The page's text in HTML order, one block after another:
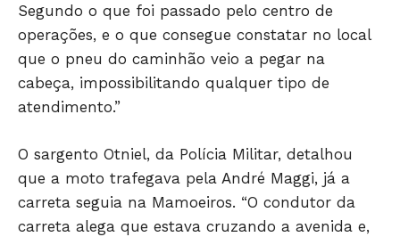
JUNTE-SE NO WHATSAPP
Segundo o que foi passado pelo centro de
operações, e o que consegue constatar no local
que o pneu do caminhão veio a pegar na
cabeça, impossibilitando qualquer tipo de
atendimento.”
O sargento Otniel, da Polícia Militar, detalhou
que a moto trafegava pela André Maggi, já a
carreta seguia na Mamoeiros. “O condutor da
carreta alega que estava cruzando a avenida e,